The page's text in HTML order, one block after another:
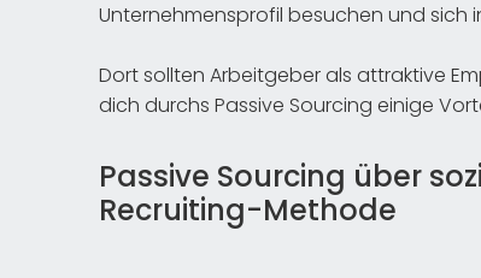
Unternehmensprofil besuchen und sich
Dort sollten Arbeitgeber als attraktive
dich durchs Passive Sourcing einige
Passive Sourcing über
Recruiting-Methode